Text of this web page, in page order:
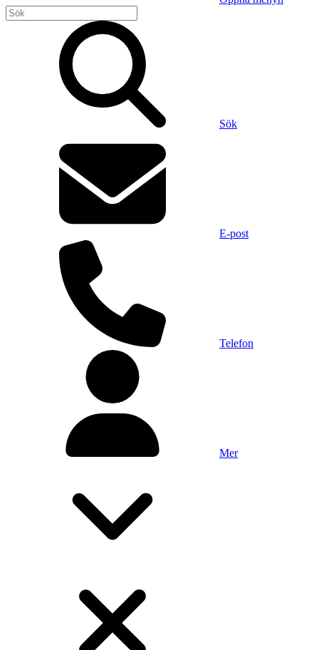
Sök
E-post
Telefon
Mer